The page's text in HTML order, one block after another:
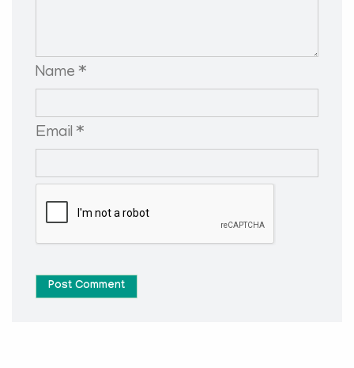
Name *
Email *
Post Comment